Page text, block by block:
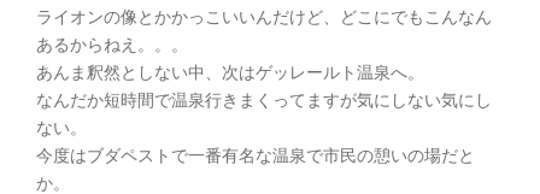
ライオンの像とかかっこいいんだけど、どこにでもこんなん
あるからねえ。。。
あんま釈然としない中、次はゲッレールト温泉へ。
なんだか短時間で温泉行きまくってますが気にしない気にし
ない。
今度はブダペストで一番有名な温泉で市民の憩いの場だと
か。